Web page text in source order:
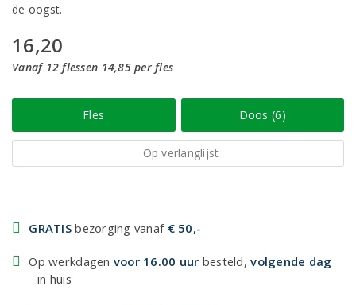
de oogst.
16,20
Vanaf 12 flessen 14,85 per fles
Fles Doos (6)
Op verlanglijst
GRATIS bezorging vanaf € 50,-
Op werkdagen voor 16.00 uur besteld,volgende dag
in huis